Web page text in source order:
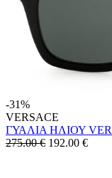
-31%
VERSACE
ΓΥΑΛΙΑ ΗΛΙΟΥ
275.00 € 192.00 €